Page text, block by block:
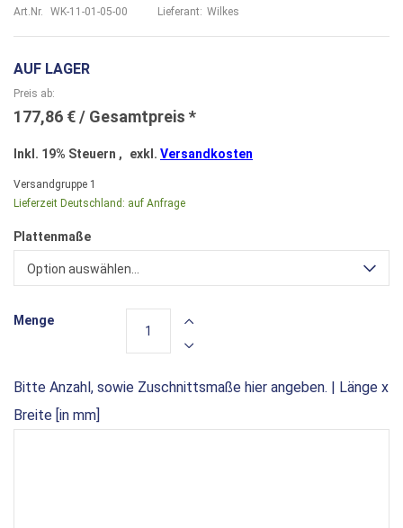
Art.Nr. WK-11-01-05-00 Lieferant: Wilkes
AUF LAGER
Preis ab
177,86 €
Inkl. 19% Steuern , exkl. Versandkosten
Versandgruppe 1
Lieferzeit Deutschland: auf Anfrage
Plattenmaße
Option auswählen...
Bitte Anzahl, sowie Zuschnittsmaße hier angeben. | Länge x
Breite [in mm]
Menge